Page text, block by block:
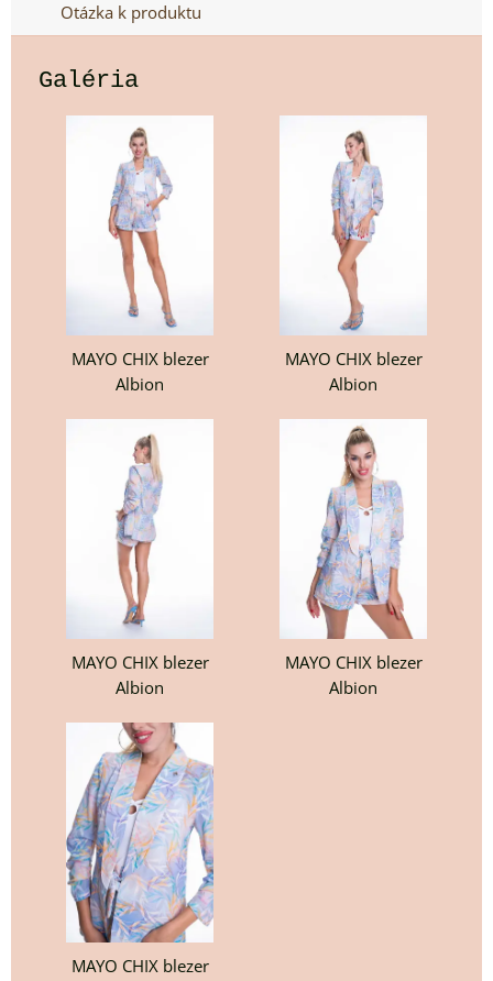
Otázka k produktu
Galéria
MAYO CHIX blezer
Albion
MAYO CHIX blezer
Albion
MAYO CHIX blezer
Albion
MAYO CHIX blezer
Albion
MAYO CHIX blezer